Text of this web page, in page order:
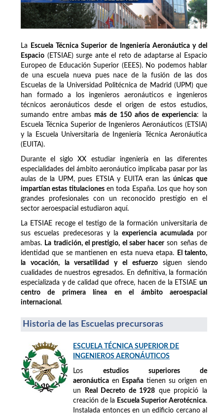
La
Escuela Técnica Superior de Ingeniería Aeronáutica y del
Espacio (ETSIAE) surge ante el reto de adaptarse al Espacio
Europeo de Educación Superior (EEES). No podemos hablar
de una escuela nueva pues nace de la fusión de las dos
Escuelas de la Universidad Politécnica de Madrid (UPM) que
han formado a los ingenieros aeronáuticos e ingenieros
técnicos aeronáuticos desde el origen de estos estudios,
sumando entre ambasmás de 150 años de experiencia: la
Escuela Técnica Superior de Ingenieros Aeronáuticos (ETSIA)
y la Escuela Universitaria de Ingeniería Técnica Aeronáutica
(EUITA).
Durante el siglo XX estudiar ingeniería en las diferentes
especialidades del ámbito aeronáutico implicaba pasar por las
aulas de la UPM, pues ETSIA y EUITA eran lasúnicas que
impartían estas titulacionesen toda España. Los que hoy son
grandes profesionales con un reconocido prestigio en el
sector aeroespacial estudiaron aquí.
La ETSIAE recoge el testigo de la formación universitaria de
sus escuelas predecesoras y laexperiencia acumuladapor
ambas. La tradición, el prestigio, el saber hacerson señas de
identidad que se mantienen en esta nueva etapa.
El talento,
la vocación, la versatilidad y el esfuerzosiguen siendo
cualidades de nuestros egresados. En definitiva, la formación
especializada y de calidad que ofrece, hacen de la ETSIAE un
centro de primera línea en el ámbito aeroespacial
internacional .
Historia de las Escuelas precursoras
ESCUELA TÉCNICA SUPERIOR DE
INGENIEROS AERONÁUTICOS
Los estudios superiores de
aeronáutica en España tienen su origen en
un
Real Decreto de 1928 que propició la
creación de la Escuela Superior Aerotécnica.
Instalada entonces en un edificio cercano al